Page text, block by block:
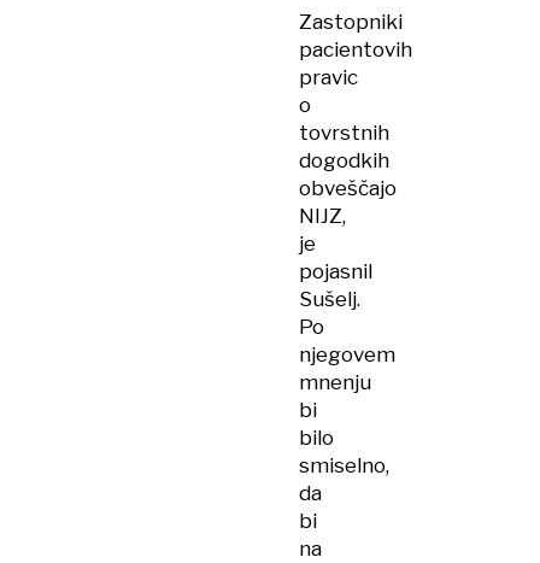
Zastopniki
pacientovih
pravic
o
tovrstnih
dogodkih
obveščajo
NIJZ,
je
pojasnil
Sušelj.
Po
njegovem
mnenju
bi
bilo
smiselno,
da
bi
na